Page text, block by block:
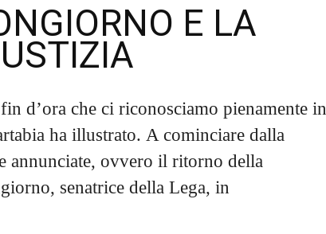
E LA
d’ora che ci riconosciamo pienamente in
ha illustrato. A cominciare dalla
annunciate, ovvero il ritorno della
senatrice della Lega, in